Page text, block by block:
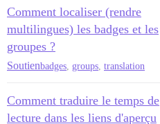
Comment localiser (rendre
multilingues) les badges et les
groupes ?
Soutienbadges groups translation
Comment traduire le temps de
lecture dans les liens d'aperçu